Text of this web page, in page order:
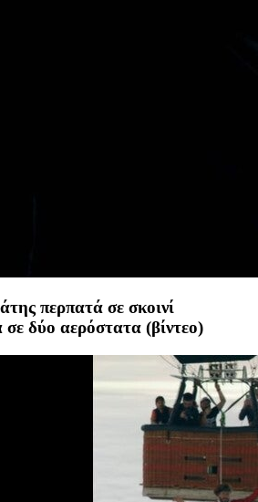
περπατά σε σκοινί
δύο αερόστατα (βίντεο)